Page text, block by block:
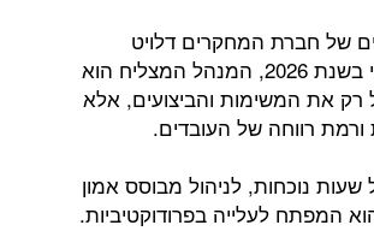
של חברת המחקרים דלויט
(Deloitte) עולה, כי בשנת 2026, המנהל המצליח הוא
את המשימות והביצועים, אלא
רווחה של העובדים.
נוכחות, לניהול מבוסס אמון
המפתח לעלייה בפרודוקטיביות.